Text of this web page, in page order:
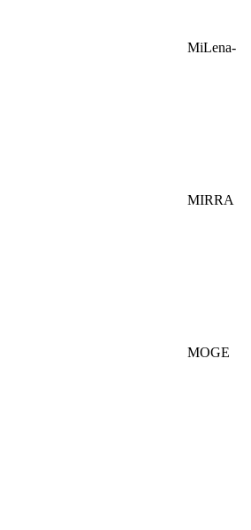
MiLena-
MIRRA
MOGE